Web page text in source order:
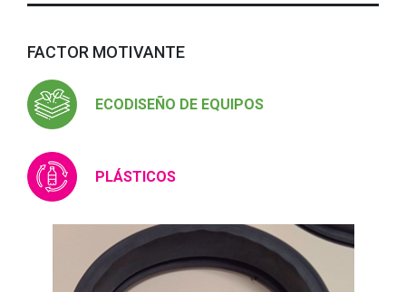
FACTOR MOTIVANTE
ECODISEÑO DE EQUIPOS
PLÁSTICOS